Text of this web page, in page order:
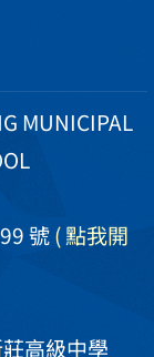
MUNICIPAL
號( 點我開
高級中學